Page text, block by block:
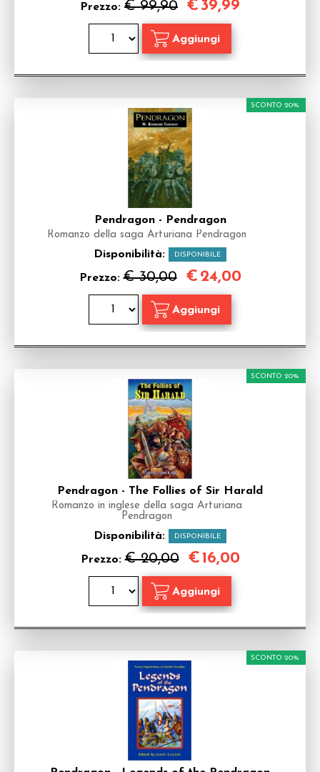
Prezzo: € 99,90 € 39,99
Pendragon - Pendragon
Romanzo della saga Arturiana Pendragon
Disponibilità: DISPONIBILE
Prezzo:€ 30,00
SCONTO 20%
€ 24,00
Pendragon - The Follies of Sir Harald
Romanzo in inglese della saga Arturiana
Pendragon
Disponibilità: DISPONIBILE
Prezzo:€ 20,00
SCONTO 20%
€16,00
SCONTO 20%